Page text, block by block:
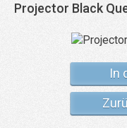
Projector Black
In